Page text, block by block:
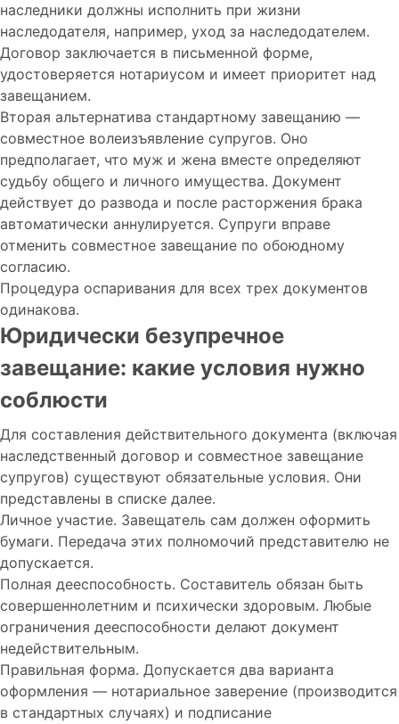
наследники должны исполнить при жизни
наследодателя, например, уход за наследодателем.
Договор заключается в письменной форме,
удостоверяется нотариусом и имеет приоритет над
завещанием.
Вторая альтернатива стандартному завещанию —
совместное волеизъявление супругов. Оно
предполагает, что муж и жена вместе определяют
судьбу общего и личного имущества. Документ
действует до развода и после расторжения брака
автоматически аннулируется. Супруги вправе
отменить совместное завещание по обоюдному
согласию.
Процедура оспаривания для всех трех документов
одинакова.
Юридически безупречное
завещание: какие условия нужно
соблюсти
Для составления действительного документа (включая
наследственный договор и совместное завещание
супругов) существуют обязательные условия. Они
представлены в списке далее.
Личное участие. Завещатель сам должен оформить
бумаги. Передача этих полномочий представителю не
допускается.
Полная дееспособность. Составитель обязан быть
совершеннолетним и психически здоровым. Любые
ограничения дееспособности делают документ
недействительным.
Правильная форма. Допускается два варианта
оформления — нотариальное заверение (производится
в стандартных случаях) и подписание